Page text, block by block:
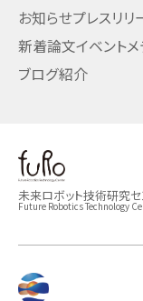
お知らせプレスリリ
新着論文イベントメ
ブログ紹介
未来ロボット技術研究
Future Robotics Technology